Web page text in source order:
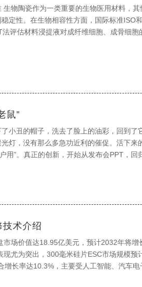
生物陶瓷作为一类重要的生物医用材料，
定性。在生物相容性方面，国际标准ISO
评估材料浸提液对成纤维细胞、成骨细胞
进行动物模型验证。植入体外刺激/致敏
入实验则需通过动物模型（如兔肌肉埋植
噬细胞聚集程度及纤维囊形成厚度。如，
织的力学匹配性。根据ISO标准，弯曲强
应变速率下测定，骨替代材料的压缩模
切口梁法（SENB），关节假体材料的
效应，可通过构建梯度多孔结构（孔隙率
100GPa到30GPa的渐变分布。 耐腐蚀性评价需模拟体液环
全阈值。浸泡实验要求将试样在37℃ SBF
子的溶出需与骨组织矿化过程耦合，而重
面改性技术在此领域发挥关键作用，等离
如烧结温度梯度控制）可减少晶界处的腐
提升的关键瓶颈。在原料处理阶段，部分
精准控制。原料中硅酸盐类杂质含量超过
的力学性能。此外，纳米级原料的分散稳
还导致后续成型过程中难以实现均匀的微
鼠”
小丑的帽子，洗去了脸上的油彩，回到了
灯，没有那么多急功近利的催促。活下来
用”。真正的创新，开始从发布会PPT，回
，回归到对一片完美衬底长达数月的执着
术介绍
市场价值达18.95亿美元，预计2032年将
现尤为突出，300毫米硅片ESC市场规模预
增长率达10.3%，主要受人工智能、汽车电
变得至关重要。